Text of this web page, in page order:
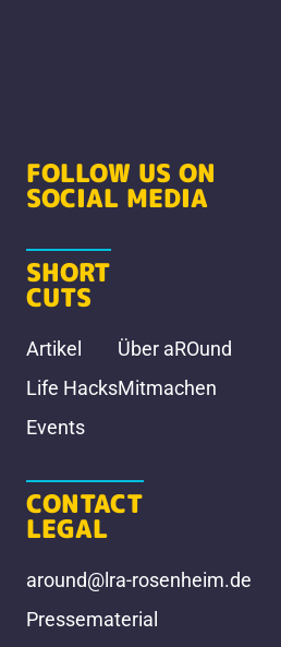
FOLLOW US ON
SOCIAL MEDIA
SHORT
CUTS
Artikel
Life Hacks
Events
Über aROund
Mitmachen
CONTACT
LEGAL
around@lra-rosenheim.de
Pressematerial